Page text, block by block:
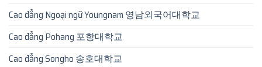
Cao đẳng Ngoại ngữ Youngnam 영남외국어대학교
Cao đẳng Pohang 포항대학교
Cao đẳng Songho 송호대학교